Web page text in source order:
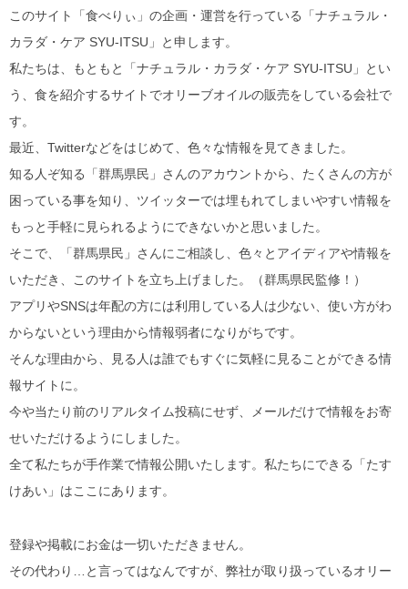
このサイト「食べりぃ」の企画・運営を行っている「ナチュラル・
カラダ・ケア SYU-ITSU」と申します。
私たちは、もともと「ナチュラル・カラダ・ケア SYU-ITSU」とい
う、食を紹介するサイトでオリーブオイルの販売をしている会社で
す。
最近、Twitterなどをはじめて、色々な情報を見てきました。
知る人ぞ知る「群馬県民」さんのアカウントから、たくさんの方が
困っている事を知り、ツイッターでは埋もれてしまいやすい情報を
もっと手軽に見られるようにできないかと思いました。
そこで、「群馬県民」さんにご相談し、色々とアイディアや情報を
いただき、このサイトを立ち上げました。（群馬県民監修！）
アプリやSNSは年配の方には利用している人は少ない、使い方がわ
からないという理由から情報弱者になりがちです。
そんな理由から、見る人は誰でもすぐに気軽に見ることができる情
報サイトに。
今や当たり前のリアルタイム投稿にせず、メールだけで情報をお寄
せいただけるようにしました。
全て私たちが手作業で情報公開いたします。私たちにできる「たす
けあい」はここにあります。
登録や掲載にお金は一切いただきません。
その代わり…と言ってはなんですが、弊社が取り扱っているオリー